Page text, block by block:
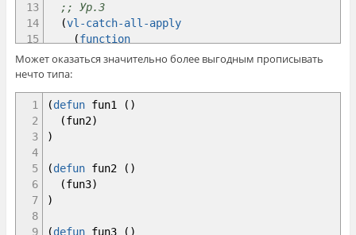
13
14
15
16
17
19
20
21
22
23
24
25
26
27
;; Ур.3
(vl-catch-all-apply
(function
( lambda ()
)
)
)
(defun fun3 ( )
;; Ур.4
lambda
Может оказаться значительно более выгодным прописывать
нечто типа:
1
2
3
4
5
6
7
8
9
(defunfun1 ( )
(fun2)
)
(defunfun2 ( )
(fun3)
)
(defunfun3 ( )